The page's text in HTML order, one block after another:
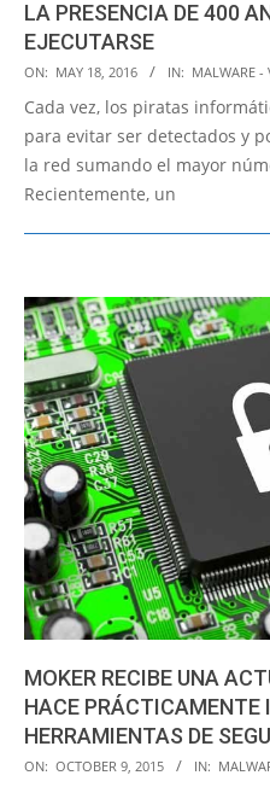
LA PRESENCIA DE 400
EJECUTARSE
2016-
05-
18
ON: MAY 18, 2016 IN: MALWARE -
Cada vez, los piratas
para evitar ser detectados y
la red sumando el mayor
Recientemente, un
MOKER RECIBE UNA
HACE PRÁCTICAMENTE
HERRAMIENTAS DE
2015-
ON: OCTOBER 9, 2015 IN: